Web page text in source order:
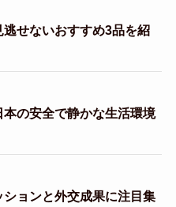
せないおすすめ3品を紹
の安全で静かな生活環境
ョンと外交成果に注目集